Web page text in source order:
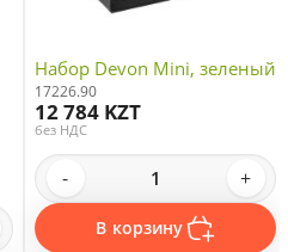
Набор Devon Mini, зеленый
17226.90
12 784 KZT
без НДС
- +
В корзину